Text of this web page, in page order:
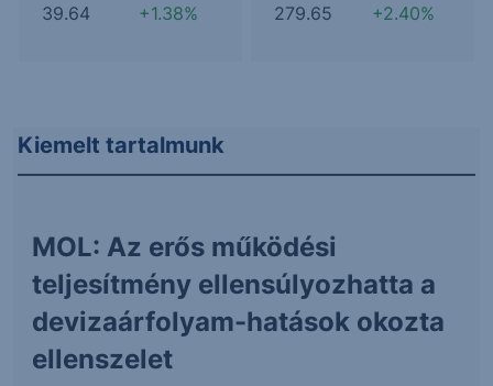
39.64 +1.38% 279.65 +2.40%
Kiemelt tartalmunk
MOL: Az erős működési
teljesítmény ellensúlyozhatta a
devizaárfolyam-hatások okozta
ellenszelet